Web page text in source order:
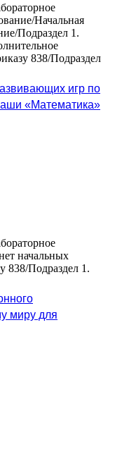
Начальная
Подраздел 1.
838/Подраздел
игр по
«Математика»
начальных
838/Подраздел 1.
миру для